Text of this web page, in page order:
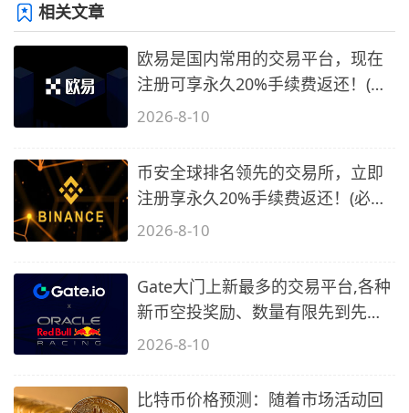
相关文章
欧易是国内常用的交易平台，现在
注册可享永久20%手续费返还！(必
备1)
2026-8-10
币安全球排名领先的交易所，立即
注册享永久20%手续费返还！(必备
2)
2026-8-10
Gate大门上新最多的交易平台,各种
新币空投奖励、数量有限先到先
得…
2026-8-10
比特币价格预测：随着市场活动回